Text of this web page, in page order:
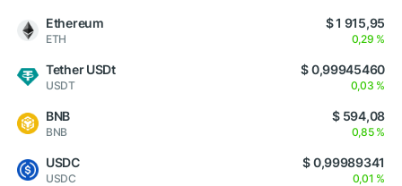
Ethereum
ETH
$ 1 915,95
0,29 %
Tether USDt
USDT
$ 0,99945460
0,03 %
BNB
BNB
$ 594,08
0,85 %
USDC
USDC
$ 0,99989341
0,01 %